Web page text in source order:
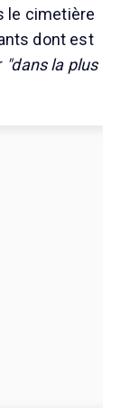
le cimetière
dont est
"dans la plus